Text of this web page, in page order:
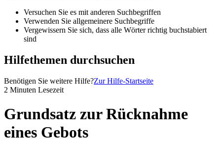
Versuchen Sie es mit anderen Suchbegriffen
Verwenden Sie allgemeinere Suchbegriffe
Vergewissern Sie sich, dass alle Wörter richtig buchstabiert
sind
Hilfethemen durchsuchen
Benötigen Sie weitere Hilfe?Zur Hilfe-Startseite
2 Minuten Lesezeit
Grundsatz zur Rücknahme
eines Gebots